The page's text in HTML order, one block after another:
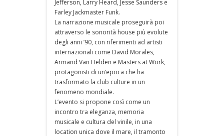
Jefferson, Larry Heard, Jesse Saunders e
Farley Jackmaster Funk.
La narrazione musicale proseguirà poi
attraverso le sonorità house più evolute
degli anni ’90, con riferimenti ad artisti
internazionali come David Morales,
Armand Van Helden e Masters at Work,
protagonisti di un’epoca che ha
trasformato la club culture in un
fenomeno mondiale.
L’evento si propone così come un
incontro tra eleganza, memoria
musicale e cultura del vinile, in una
location unica dove il mare, il tramonto